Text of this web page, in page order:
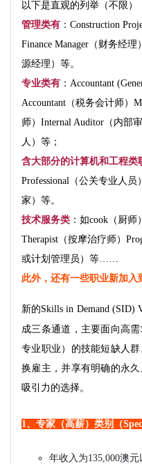
以下是直观的列举（不限）
管理类有 ： Construction
Finance Manager（财务经理
源经理）等。
专业类有 ：Accountant
Accountant（税务会计师）
师）Internal Auditor（内部
人）等；
含大部分的计算机和工程类
Professional（公关专业人员）
家）等。
技术服务类 ：如cook（厨师）
Therapist（按摩治疗师）
或计划管理员）等……
此外，还有一些职业新加入
新的Skills in Demand (SID)
成三条通道，主要面向高
专业职业）的技能短缺人
换雇主，并享有明确的永
吸引力的选择。
1、专家（高薪）类别（
年收入为135,000澳元